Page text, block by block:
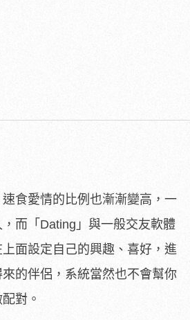
食愛情的比例也漸漸變高，一
而「Dating」與一般交友軟體
面設定自己的興趣、喜好，進
的伴侶，系統當然也不會幫你
對。